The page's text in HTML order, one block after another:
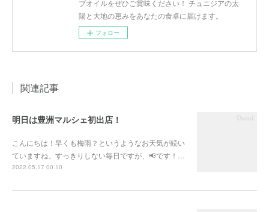
ブオイルをぜひご賞味ください！ チュニジアの太
陽と大地の恵みをあなたの食卓に届けます。
フォロー
関連記事
明日は豊洲マルシェ初出店！
こんにちは！早くも梅雨？というようなお天気が続い
ていますね。すっきりしない毎日ですが、📢です！…
2022.05.17 00:10